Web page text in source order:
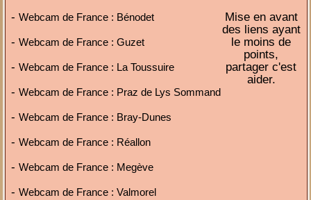
-Webcam de France : Bénodet
-Webcam de France : Guzet
-Webcam de France : La Toussuire
-Webcam de France : Praz de Lys Sommand
-Webcam de France : Bray-Dunes
-Webcam de France : Réallon
-Webcam de France : Megève
-Webcam de France : Valmorel
Mise en avant
des liens ayant
le moins de
points,
partager c'est
aider.